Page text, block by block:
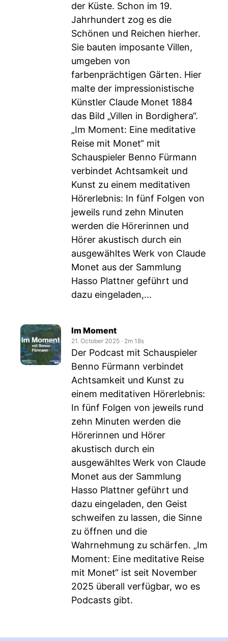
der Küste. Schon im 19.
Jahrhundert zog es die
Schönen und Reichen hierher.
Sie bauten imposante Villen,
umgeben von
farbenprächtigen Gärten. Hier
malte der impressionistische
Künstler Claude Monet 1884
das Bild „Villen in Bordighera“.
„Im Moment: Eine meditative
Reise mit Monet“ mit
Schauspieler Benno Fürmann
verbindet Achtsamkeit und
Kunst zu einem meditativen
Hörerlebnis: In fünf Folgen von
jeweils rund zehn Minuten
werden die Hörerinnen und
Hörer akustisch durch ein
ausgewähltes Werk von Claude
Monet aus der Sammlung
Hasso Plattner geführt und
dazu eingeladen,...
Im Moment
21. October 2025 ‧ 2m 18s
Der Podcast mit Schauspieler
Benno Fürmann verbindet
Achtsamkeit und Kunst zu
einem meditativen Hörerlebnis:
In fünf Folgen von jeweils rund
zehn Minuten werden die
Hörerinnen und Hörer
akustisch durch ein
ausgewähltes Werk von Claude
Monet aus der Sammlung
Hasso Plattner geführt und
dazu eingeladen, den Geist
schweifen zu lassen, die Sinne
zu öffnen und die
Wahrnehmung zu schärfen. „Im
Moment: Eine meditative Reise
mit Monet“ ist seit November
2025 überall verfügbar, wo es
Podcasts gibt.